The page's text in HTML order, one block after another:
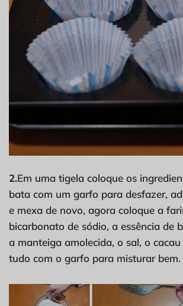
2.Em uma tigela coloque os
bata com um garfo para desfazer,
e mexa de novo, agora coloque a
bicarbonato de sódio, a essência de
a manteiga amolecida, o sal, o
tudo com o garfo para misturar bem.